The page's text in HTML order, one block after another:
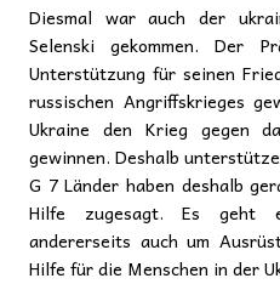
Diesmal war auch der
Selenski gekommen. Der
Unterstützung für seinen
russischen Angriffskrieges
Ukraine den Krieg gegen
gewinnen. Deshalb
G 7 Länder haben deshalb
Hilfe zugesagt. Es geht
andererseits auch um
Hilfe für die Menschen in der